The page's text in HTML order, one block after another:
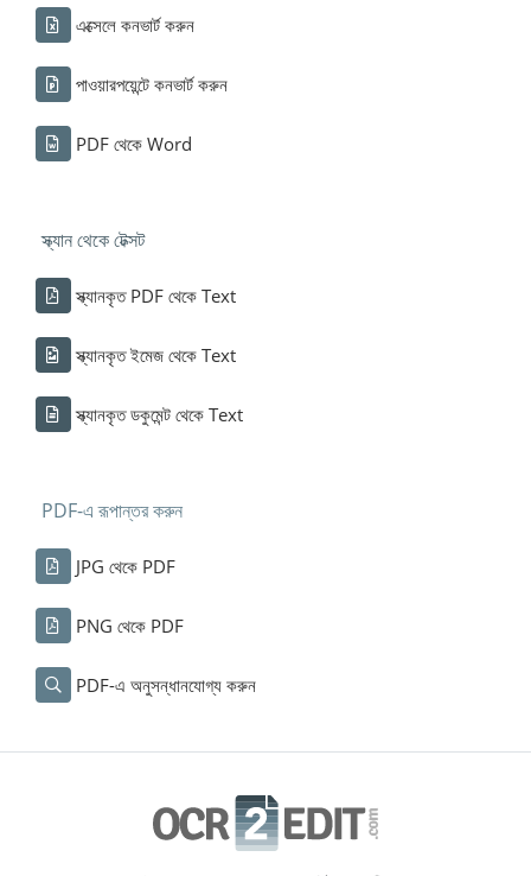
এক্সেলে কনভার্ট করুন
পাওয়ারপয়েন্টে কনভার্ট করুন
PDF থেকে Word
স্ক্যান থেকে টেক্সট
স্ক্যানকৃত PDF থেকে Text
স্ক্যানকৃত ইমেজ থেকে Text
স্ক্যানকৃত ডকুমেন্ট থেকে Text
PDF-এ রূপান্তর করুন
JPG থেকে PDF
PNG থেকে PDF
PDF-এ অনুসন্ধানযোগ্য করুন